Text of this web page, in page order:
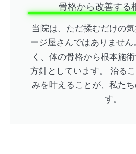
骨格から改善する
当院は、ただ揉むだけの
ージ屋さんではありませ
く、体の骨格から根本施
方針としています。 治る
みを叶えることが、私た
す。